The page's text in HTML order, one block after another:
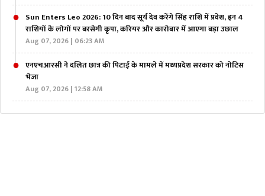
Sun Enters Leo 2026: 10 दिन बाद सूर्य देव करेंगे सिंह राशि में प्रवेश, इन 4
राशियों के लोगों पर बरसेगी कृपा, करियर और कारोबार में आएगा बड़ा उछाल
Aug 07, 2026 | 06:23 AM
एनएचआरसी ने दलित छात्र की पिटाई के मामले में मध्यप्रदेश सरकार को नोटिस
भेजा
Aug 07, 2026 | 12:58 AM